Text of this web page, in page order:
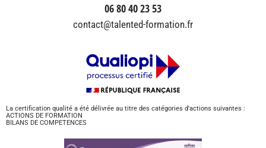
06 80 40 23 53
contact@talented-formation.fr
La certification qualité a été délivrée au titre des catégories d'actions suivantes :
ACTIONS DE FORMATION
BILANS DE COMPETENCES